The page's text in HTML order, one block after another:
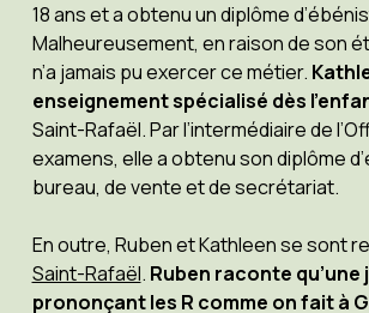
18 ans et a obtenu un diplôme
Malheureusement, en raison de son
n’a jamais pu exercer ce métier.
enseignement spécialisé dès
Saint-Rafaël. Par l’intermédiaire de
examens, elle a obtenu son diplôme
bureau, de vente et de secrétariat.
En outre, Ruben et Kathleen se sont
Saint-Rafaël. Ruben raconte qu’une
prononçant les R comme on fait à